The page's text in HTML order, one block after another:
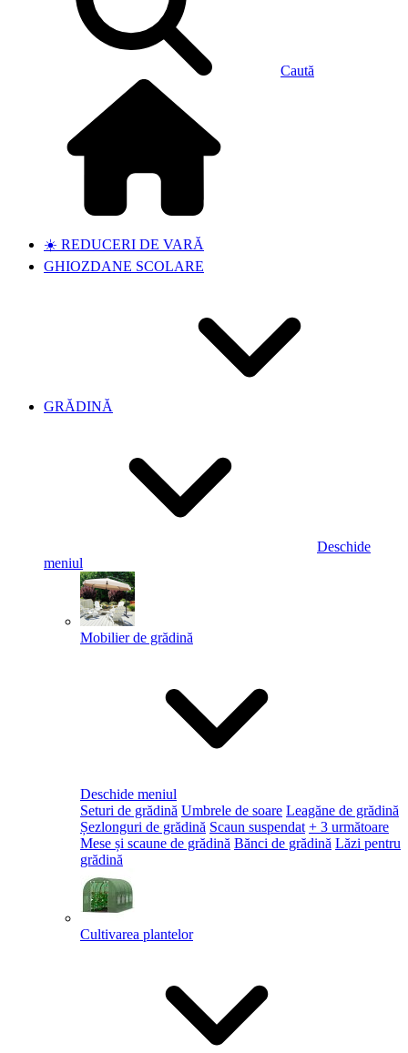
Caută
☀️ REDUCERI DE VARĂ
GHIOZDANE SCOLARE
GRĂDINĂ
Deschide
meniul
Mobilier de grădină
Deschide meniul
Seturi de grădină Umbrele de soare Leagăne de grădină
Șezlonguri de grădină Scaun suspendat + 3 următoare
Mese și scaune de grădină Bănci de grădină Lăzi pentru
grădină
Cultivarea plantelor